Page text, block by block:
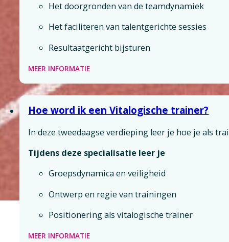
Het doorgronden van de teamdynamiek
Het faciliteren van talentgerichte sessies
Resultaatgericht bijsturen
MEER INFORMATIE
Hoe word ik een Vitalogische trainer?
In deze tweedaagse verdieping leer je hoe je als
Tijdens deze specialisatie leer je
Groepsdynamica en veiligheid
Ontwerp en regie van trainingen
Positionering als vitalogische trainer
MEER INFORMATIE